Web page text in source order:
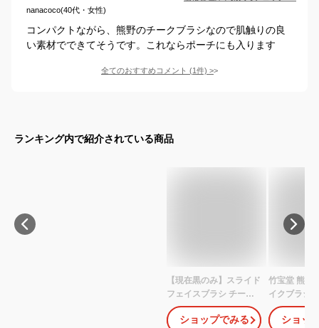
nanacoco(40代・女性)
コンパクトながら、熊野のチークブラシなので肌触りの良
い素材でできてそうです。これならポーチにも入ります
全てのおすすめコメント (1件) >
ランキング内で紹介されている商品
【現在黒のみ】スライド
フェイスブラシ チーク
ブラシ（CAPタイプ）
《メール便・ネコポス対
ショップでみる
竹宝堂 熊野
イクブラシ
ップ付き ス
ークブラシ
ショッ